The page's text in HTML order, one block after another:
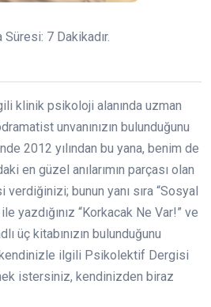
Süresi: 7 Dakikadır.
klinik psikoloji alanında uzman
unvanınızın bulunduğunu
2012 yılından bu yana, benim de
en güzel anılarımın parçası olan
bunun yanı sıra “Sosyal
yazdığınız “Korkacak Ne Var!” ve
üç kitabınızın bulunduğunu
kendinizle ilgili Psikolektif Dergisi
istersiniz, kendinizden biraz